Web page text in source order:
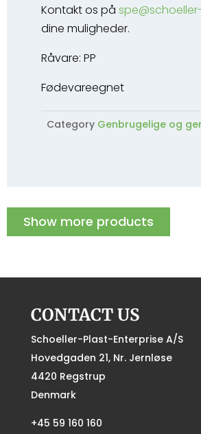
Kontakt os på
dine muligheder.
Råvare: PP
Fødevareegnet
Category Genbrugelige og
Show more products
CONTACT US
Schoeller-Plast-Enterprise A/S
Hovedgaden 21, Nr. Jernløse
4420 Regstrup
Denmark
+45 59 160 160